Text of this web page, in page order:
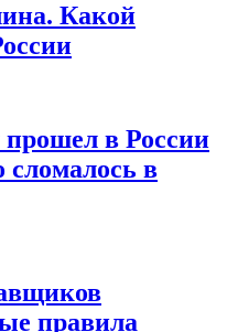
Какой
прошел в России
в
правила